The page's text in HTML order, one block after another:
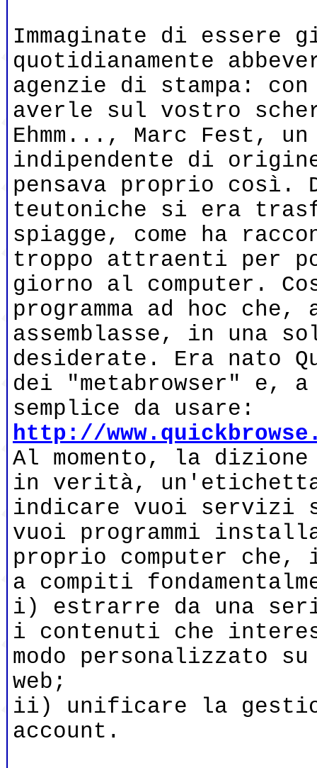
Immaginate di
quotidianamente
agenzie di stampa: con
averle sul vostro
Ehmm..., Marc Fest,
indipendente di
pensava proprio così.
teutoniche si era
spiagge, come ha
troppo attraenti per
giorno al computer.
programma ad hoc
assemblasse, in una
desiderate. Era nato
dei "metabrowser"
semplice da usare:
http://
Al momento, la
in verità,
indicare vuoi
vuoi programmi
proprio computer che,
a compiti
i) estrarre da una
i contenuti che
modo personalizzato su
web;
ii) unificare la
account.